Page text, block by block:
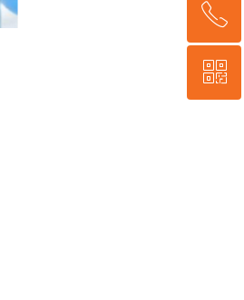
回到顶部
ꂅ
400-635-9995
ꀥ